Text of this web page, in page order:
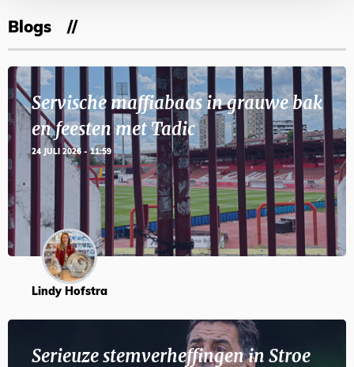
Blogs
Servische maffiabaas in grauwe bak
en feesten met Tadic
24 JULI 2026 - 11:59
Lindy Hofstra
Serieuze stemverheffingen in Stroe